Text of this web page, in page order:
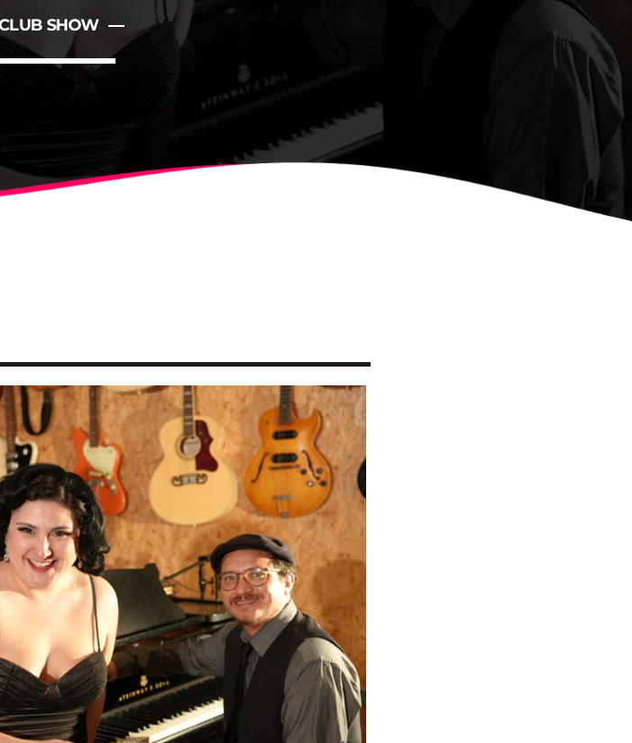
JAZZ TORTOSA, CONVOCA EL
ANUAL DE DISSENY DE CARTELLS DEL
SHOW